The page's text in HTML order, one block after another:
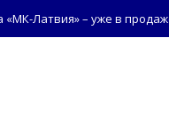
Латвия» – уже в